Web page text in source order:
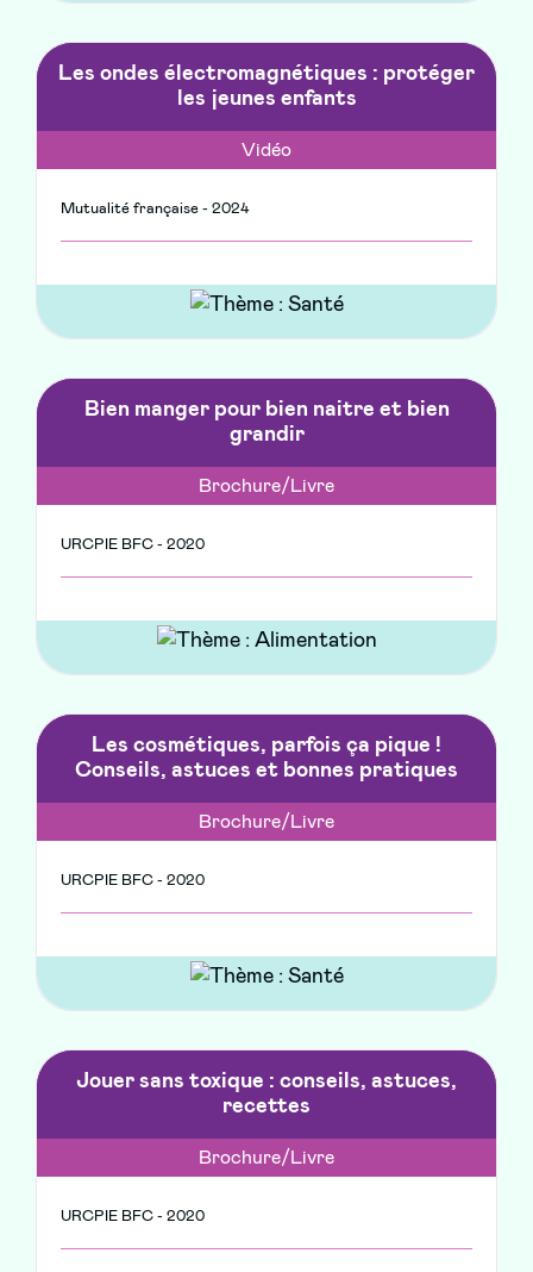
Les ondes électromagnétiques : protéger
les jeunes enfants
Vidéo
Mutualité française - 2024
Bien manger pour bien naitre et bien
grandir
Brochure/Livre
URCPIE BFC - 2020
Les cosmétiques, parfois ça pique !
Conseils, astuces et bonnes pratiques
Brochure/Livre
URCPIE BFC - 2020
Jouer sans toxique : conseils, astuces,
recettes
Brochure/Livre
URCPIE BFC - 2020